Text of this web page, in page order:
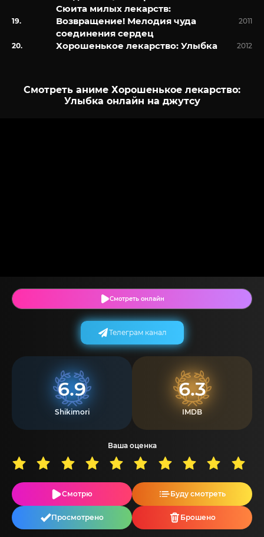
Сюита милых лекарств:
Возвращение! Мелодия чуда
соединения сердец
2011
Хорошенькое лекарство: Улыбка 2012
Смотреть аниме Хорошенькое лекарство:
Улыбка онлайн на джутсу
Смотреть онлайн
6.9
Shikimori
6.3
IMDB
Ваша оценка
Смотрю Буду смотреть
Просмотрено Брошено
Телеграм канал